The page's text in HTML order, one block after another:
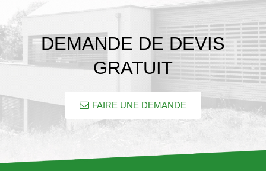
DEMANDE DE DEVIS
GRATUIT
FAIRE UNE DEMANDE